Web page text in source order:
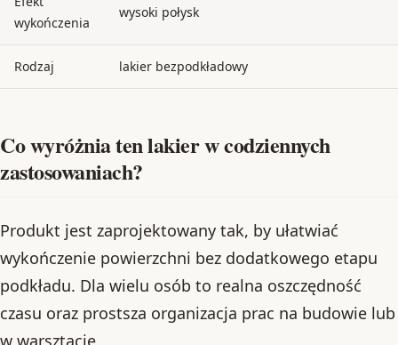
wykończenia
wysoki połysk
Rodzaj lakier bezpodkładowy
Co wyróżnia ten lakier w codziennych
zastosowaniach?
Produkt jest zaprojektowany tak, by ułatwiać
wykończenie powierzchni bez dodatkowego etapu
podkładu. Dla wielu osób to realna oszczędność
czasu oraz prostsza organizacja prac na budowie lub
w warsztacie.